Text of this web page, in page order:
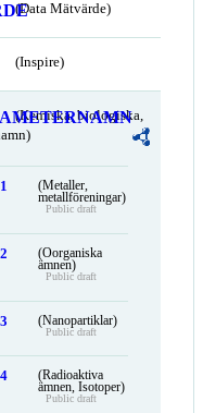
(Data Mätvärde)
(Inspire)
(Kemiska, biologiska,
(Metaller,
metallföreningar)
Public draft
(Oorganiska
ämnen)
Public draft
(Nanopartiklar)
Public draft
(Radioaktiva
ämnen, Isotoper)
Public draft